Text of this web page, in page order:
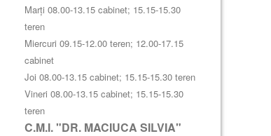
Marți 08.00-13.15 cabinet; 15.15-15.30
teren
Miercuri 09.15-12.00 teren; 12.00-17.15
cabinet
Joi 08.00-13.15 cabinet; 15.15-15.30 teren
Vineri 08.00-13.15 cabinet; 15.15-15.30
teren
C.M.I. "DR. MACIUCA SILVIA"